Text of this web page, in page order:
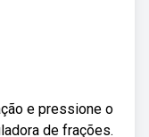
e pressione o
de frações.